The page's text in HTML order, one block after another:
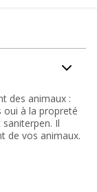
des animaux :
oui à la propreté
Il
de vos animaux.